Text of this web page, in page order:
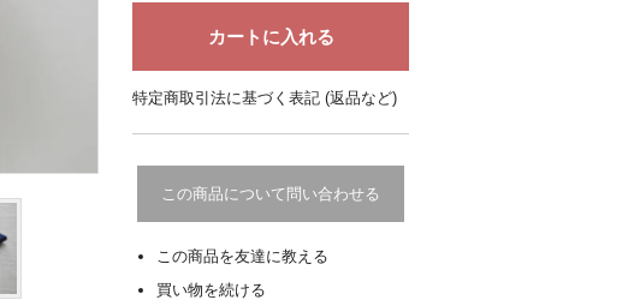
特定商取引法に基づく表記 (返品など)
この商品について問い合わせる
この商品を友達に教える
買い物を続ける